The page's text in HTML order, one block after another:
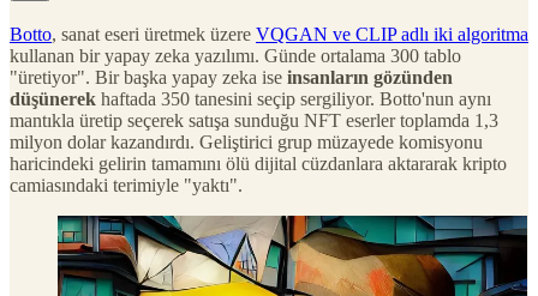
Botto, sanat eseri üretmek üzere VQGAN ve CLIP adlı iki algoritma
kullanan bir yapay zeka yazılımı. Günde ortalama 300 tablo
"üretiyor". Bir başka yapay zeka ise insanların gözünden
düşünerek haftada 350 tanesini seçip sergiliyor. Botto'nun aynı
mantıkla üretip seçerek satışa sunduğu NFT eserler toplamda 1,3
milyon dolar kazandırdı. Geliştirici grup müzayede komisyonu
haricindeki gelirin tamamını ölü dijital cüzdanlara aktararak kripto
camiasındaki terimiyle "yaktı".